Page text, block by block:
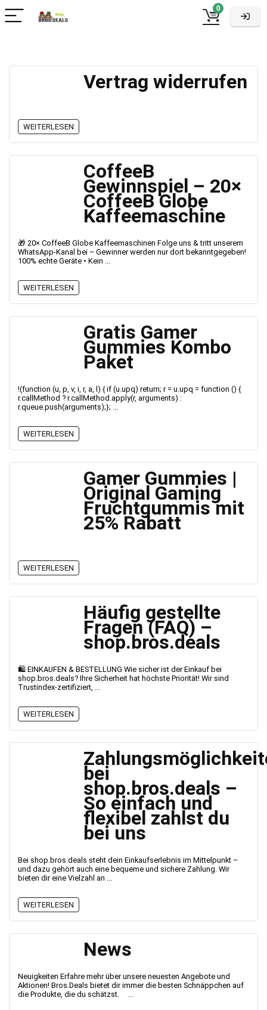
0
Vertrag widerrufen
WEITERLESEN
CoffeeB
Gewinnspiel – 20×
CoffeeB Globe
Kaffeemaschine
🎁 20× CoffeeB Globe Kaffeemaschinen Folge uns & tritt unserem
WhatsApp-Kanal bei – Gewinner werden nur dort bekanntgegeben!
100% echte Geräte • Kein ...
WEITERLESEN
Gratis Gamer
Gummies Kombo
Paket
!(function (u, p, v, i, r, a, l) { if (u.upq) return; r = u.upq = function () {
r.callMethod ? r.callMethod.apply(r, arguments) :
r.queue.push(arguments);}; ...
WEITERLESEN
Gamer Gummies |
Original Gaming
Fruchtgummis mit
25% Rabatt
WEITERLESEN
Häufig gestellte
Fragen (FAQ) –
shop.bros.deals
🛍️ EINKAUFEN & BESTELLUNG Wie sicher ist der Einkauf bei
shop.bros.deals? Ihre Sicherheit hat höchste Priorität! Wir sind
Trustindex-zertifiziert, ...
WEITERLESEN
bei
shop.bros.deals –
So einfach und
flexibel zahlst du
bei uns
Bei shop.bros.deals steht dein Einkaufserlebnis im Mittelpunkt –
und dazu gehört auch eine bequeme und sichere Zahlung. Wir
bieten dir eine Vielzahl an ...
WEITERLESEN
News
Neuigkeiten Erfahre mehr über unsere neuesten Angebote und
Aktionen! Bros.Deals bietet dir immer die besten Schnäppchen auf
die Produkte, die du schätzst. ...